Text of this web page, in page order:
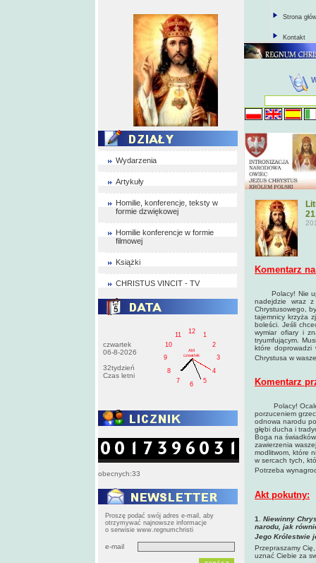
Wydarzenia
Artykuły
Homilie, konferencje, teksty w
formie dzwiękowej
Homilie konferencje w formie
filmowej
Książki
CHRISTUS VINCIT - TV
czwartek
06-8-2026
32tydzień
Czas letni
1
2
3
4
5
6
7
8
9
10
11
12
AM
czwartek
obecnych:33
Proszę podać swój adres e-mail, aby
otrzymywać najnowsze informacje
o serwisie www.regnumchristi
e-mail
Strona
Kontakt
Komentarz
Polacy! Nie
nadejdzie wraz
Chrystusowego,
tajemnicy krzyża
boleści. Jeśli
wymiar ofiary i
tryumfującym.
które doprowadzi
Chrystusa w
Komentarz
Polacy!
porzuceniem
odnowa narodu
głębi ducha i
Boga na
zawierzenia
modlitwom, które
w sercach tych,
Potrzeba
Akt pokutny:
1 Niewinny
narodu, jak
Jego Królestwie
Przepraszamy
uznać Ciebie za